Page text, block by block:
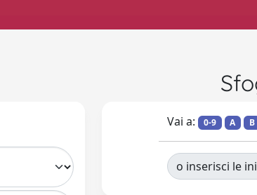
Vai a: 0-9 A B
o inserisci le